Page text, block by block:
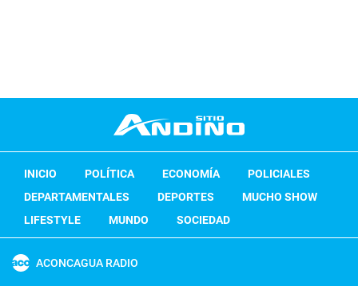
INICIO POLÍTICA ECONOMÍA
POLICIALES
DEPARTAMENTALES
DEPORTES
MUCHO SHOW
LIFESTYLE
MUNDO SOCIEDAD
ACONCAGUA RADIO